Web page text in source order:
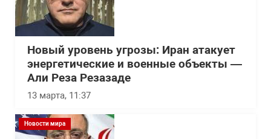
Новый уровень угрозы: Иран атакует
энергетические и военные объекты —
Али Реза Резазаде
13 марта, 11:37
Новости мира